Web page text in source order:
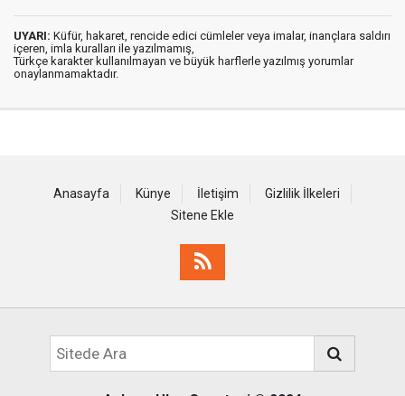
UYARI: Küfür, hakaret, rencide edici cümleler veya imalar, inançlara saldırı
içeren, imla kuralları ile yazılmamış,
Türkçe karakter kullanılmayan ve büyük harflerle yazılmış yorumlar
onaylanmamaktadır.
Anasayfa Künye İletişim
Gizlilik İlkeleri
Sitene Ekle